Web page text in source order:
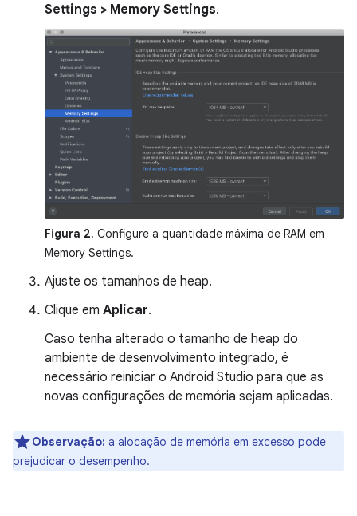
Settings > Memory Settings.
Figura 2. Configure a quantidade máxima de RAM em
Memory Settings.
Ajuste os tamanhos de heap.
Clique em Aplicar.
Caso tenha alterado o tamanho de heap do
ambiente de desenvolvimento integrado, é
necessário reiniciar o Android Studio para que as
novas configurações de memória sejam aplicadas.
Observação: a alocação de memória em excesso pode
prejudicar o desempenho.